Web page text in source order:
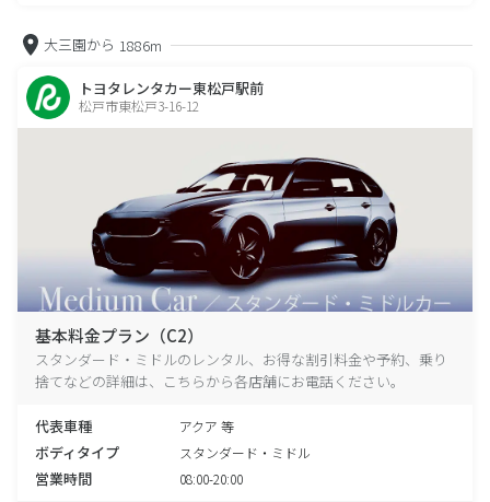
大三園から 1886m
トヨタレンタカー東松戸駅前
松戸市東松戸3-16-12
基本料金プラン（C2）
スタンダード・ミドルのレンタル、お得な割引料金や予約、乗り
捨てなどの詳細は、こちらから各店舗にお電話ください。
代表車種 アクア 等
ボディタイプ スタンダード・ミドル
営業時間 08:00-20:00